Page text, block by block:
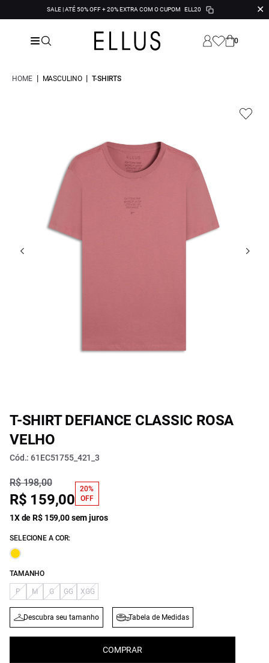
SALE | ATÉ 50% OFF + 20% EXTRA COM O CUPOM ELL20 ✕
0
HOME | MASCULINO | T-SHIRTS
T-SHIRT DEFIANCE CLASSIC ROSA
VELHO
Cód.: 61EC51755_421_3
R$ 198,00
R$ 159,00
20%
OFF
1X de R$ 159,00 sem juros
SELECIONE A COR:
TAMANHO
P M G GG XGG
Descubra seu tamanho Tabela de Medidas
COMPRAR